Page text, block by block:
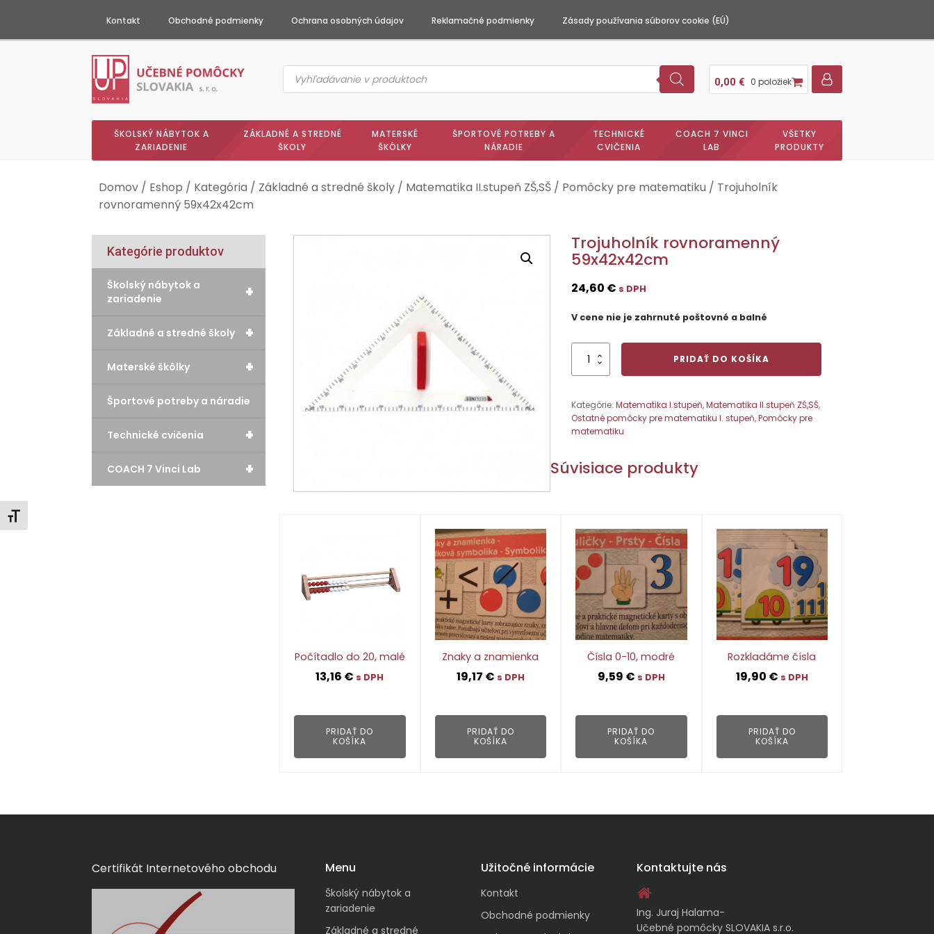
Zmeniť veľkosť písma
Kontakt Obchodné podmienky Ochrana osobných údajov Reklamačné podmienky Zásady používania súborov cookie (EÚ)
Products
search
0,00 € 0 položiek
ŠKOLSKÝ NÁBYTOK A
ZARIADENIE
ZÁKLADNÉ A STREDNÉ
ŠKOLY
MATERSKÉ
ŠKÔLKY
ŠPORTOVÉ POTREBY A
NÁRADIE
TECHNICKÉ
CVIČENIA
COACH 7 VINCI
LAB
VŠETKY
PRODUKTY
Domov / Eshop / Kategória / Základné a stredné školy / Matematika II.stupeň ZŠ,SŠ / Pomôcky pre matematiku / Trojuholník
rovnoramenný 59x42x42cm
Kategórie produktov
+
Školský nábytok a
zariadenie
+
Základné a stredné školy
+
Materské škôlky
Športové potreby a náradie
+
Technické cvičenia
+
COACH 7 Vinci Lab
Trojuholník rovnoramenný
59x42x42cm
24,60 € s DPH
V cene nie je zahrnuté poštovné a balné
množstvo
Trojuholník
PRIDAŤ DO KOŠÍKA
Kategórie:Matematika I.stupeň,Matematika II.stupeň ZŠ,SŠ,
Ostatné pomôcky pre matematiku I. stupeň,Pomôcky pre
matematiku
Súvisiace produkty
Počítadlo do 20, malé
13,16 € s DPH
PRIDAŤ DO
KOŠÍKA
Znaky a znamienka
19,17 € s DPH
PRIDAŤ DO
KOŠÍKA
Čísla 0-10, modré
9,59 € s DPH
PRIDAŤ DO
KOŠÍKA
Rozkladáme čísla
19,90 € s DPH
PRIDAŤ DO
KOŠÍKA
Certifikát Internetového obchodu Menu
Školský nábytok a
zariadenie
Základné a stredné
Užitočné informácie
Kontakt
Obchodné podmienky
Kontaktujte nás
Ing. Juraj Halama-
Učebné pomôcky SLOVAKIA s.r.o.